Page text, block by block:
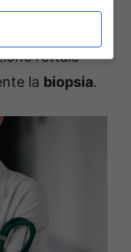
La
rettale
la biopsia.